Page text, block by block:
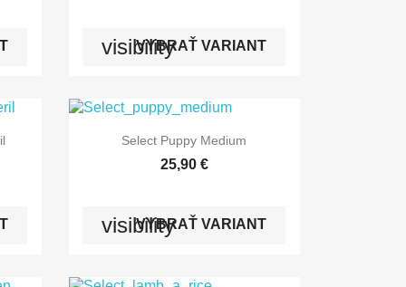
visibility
VYBRAŤ VARIANT
 Rýchly náhľad
Select Puppy Medium
25,90 €
visibility
VYBRAŤ VARIANT